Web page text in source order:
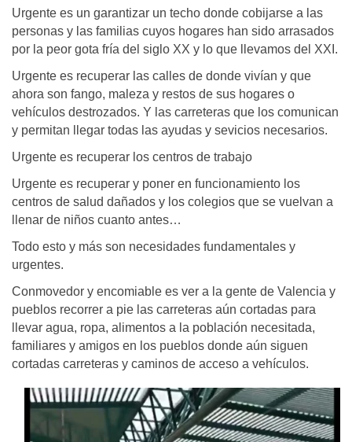
Urgente es un garantizar un techo donde cobijarse a las
personas y las familias cuyos hogares han sido arrasados
por la peor gota fría del siglo XX y lo que llevamos del XXI.
Urgente es recuperar las calles de donde vivían y que
ahora son fango, maleza y restos de sus hogares o
vehículos destrozados. Y las carreteras que los comunican
y permitan llegar todas las ayudas y sevicios necesarios.
Urgente es recuperar los centros de trabajo
Urgente es recuperar y poner en funcionamiento los
centros de salud dañados y los colegios que se vuelvan a
llenar de niños cuanto antes…
Todo esto y más son necesidades fundamentales y
urgentes.
Conmovedor y encomiable es ver a la gente de Valencia y
pueblos recorrer a pie las carreteras aún cortadas para
llevar agua, ropa, alimentos a la población necesitada,
familiares y amigos en los pueblos donde aún siguen
cortadas carreteras y caminos de acceso a vehículos.